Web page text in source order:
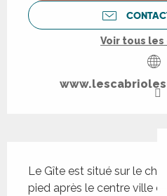
Voir tous
Le Gîte est situé sur le
pied après le centre ville